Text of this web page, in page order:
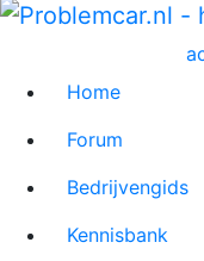
Home
Forum
Bedrijvengids
Kennisbank